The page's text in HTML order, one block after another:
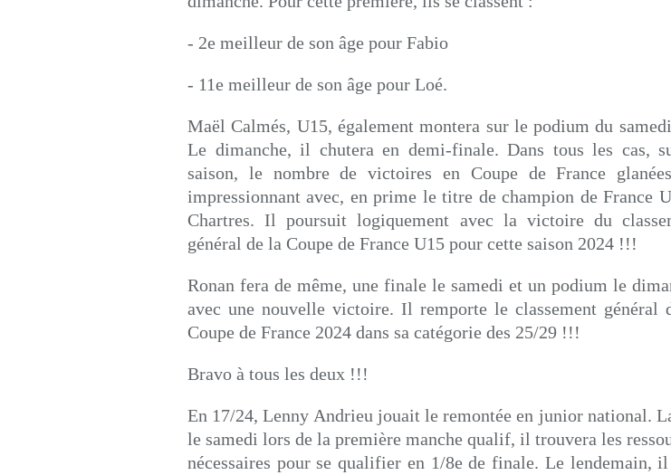
- 2e meilleur de son âge pour Fabio
- 11e meilleur de son âge pour Loé.
Maël Calmés, U15, également montera sur le podium du
Le dimanche, il chutera en demi-finale. Dans tous les cas,
saison, le nombre de victoires en Coupe de France
impressionnant avec, en prime le titre de champion de France
Chartres. Il poursuit logiquement avec la victoire du
général de la Coupe de France U15 pour cette saison 2024 !!!
Ronan fera de même, une finale le samedi et un podium le
avec une nouvelle victoire. Il remporte le classement général
Coupe de France 2024 dans sa catégorie des 25/29 !!!
Bravo à tous les deux !!!
En 17/24, Lenny Andrieu jouait le remontée en junior national.
le samedi lors de la première manche qualif, il trouvera les
nécessaires pour se qualifier en 1/8e de finale. Le lendemain,